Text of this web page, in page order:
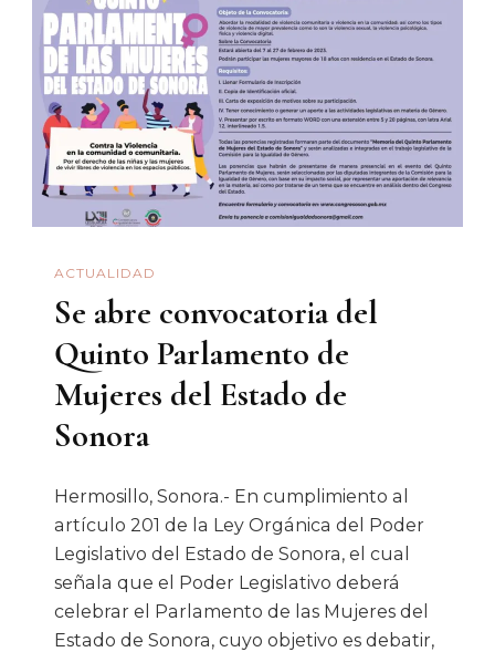
De
ACTUALIDAD
Se abre convocatoria del
Quinto Parlamento de
Mujeres del Estado de
Sonora
Hermosillo, Sonora.- En cumplimiento al
artículo 201 de la Ley Orgánica del Poder
Legislativo del Estado de Sonora, el cual
señala que el Poder Legislativo deberá
celebrar el Parlamento de las Mujeres del
Estado de Sonora, cuyo objetivo es debatir,